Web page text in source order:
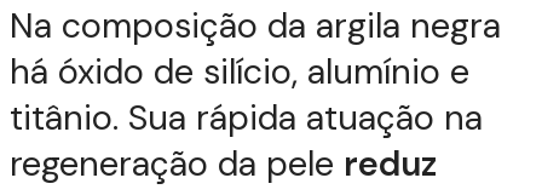
Na composição da argila negra
há óxido de silício, alumínio e
titânio. Sua rápida atuação na
regeneração da pele reduz